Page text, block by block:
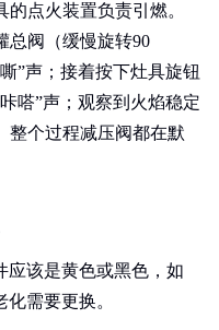
点火装置负责引燃。
总阀（缓慢旋转90
”声；接着按下灶具旋钮
嗒”声；观察到火焰稳定
整个过程减压阀都在默
应该是黄色或黑色，如
需要更换。